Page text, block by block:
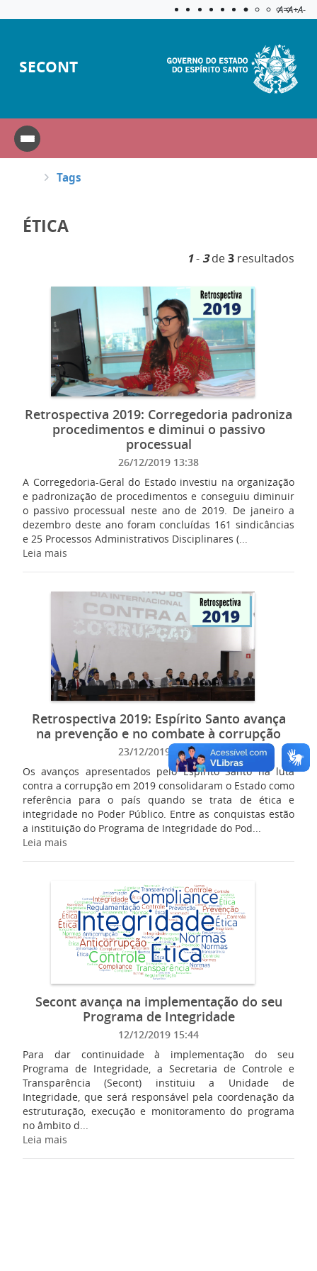
Aplicar
A=A+A-
SECONT
Tags
ÉTICA
1-3de3 resultados
Retrospectiva 2019: Corregedoria padroniza
procedimentos e diminui o passivo
processual
26/12/2019 13:38
A Corregedoria-Geral do Estado investiu na organização
e padronização de procedimentos e conseguiu diminuir
o passivo processual neste ano de 2019. De janeiro a
dezembro deste ano foram concluídas 161 sindicâncias
e 25 Processos Administrativos Disciplinares (...
Leia mais
Retrospectiva 2019: Espírito Santo avança
na prevenção e no combate à corrupção
23/12/2019 13:58
Os avanços apresentados pelo Espírito Santo na luta
contra a corrupção em 2019 consolidaram o Estado como
referência para o país quando se trata de ética e
integridade no Poder Público. Entre as conquistas estão
a instituição do Programa de Integridade do Pod...
Leia mais
Secont avança na implementação do seu
Programa de Integridade
12/12/2019 15:44
Para dar continuidade à implementação do seu
Programa de Integridade, a Secretaria de Controle e
Transparência (Secont) instituiu a Unidade de
Integridade, que será responsável pela coordenação da
estruturação, execução e monitoramento do programa
no âmbito d...
Leia mais